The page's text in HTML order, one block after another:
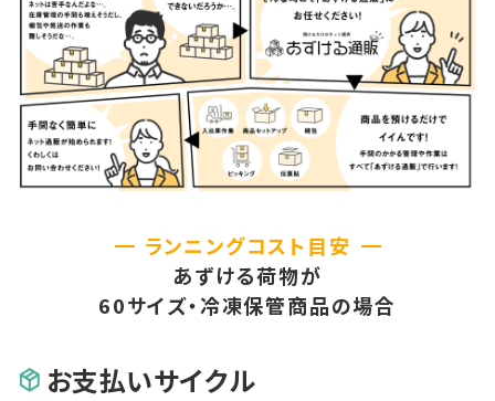
ランニングコスト目安
あずける荷物が
60サイズ・冷凍保管商品の場合
お支払いサイクル